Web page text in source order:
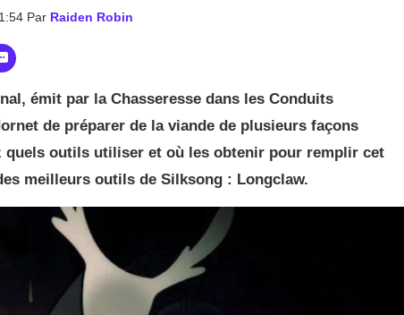
Par Raiden Robin
émit par la Chasseresse dans les Conduits
de préparer de la viande de plusieurs façons
quels outils utiliser et où les obtenir pour remplir cet
meilleurs outils de Silksong : Longclaw.